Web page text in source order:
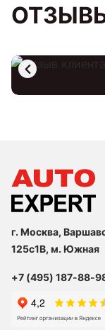
г. Москва,
125с1В, м. Южная
+7 (495) 187-88-